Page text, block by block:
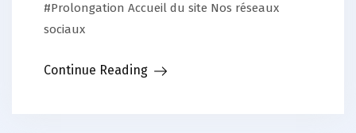
#Prolongation Accueil du site Nos réseaux
sociaux
Continue Reading